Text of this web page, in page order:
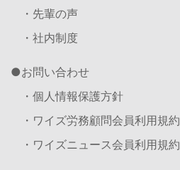
・先輩の声
・社内制度
お問い合わせ
・個人情報保護方針
・ワイズ労務顧問会員利用規約
・ワイズニュース会員利用規約